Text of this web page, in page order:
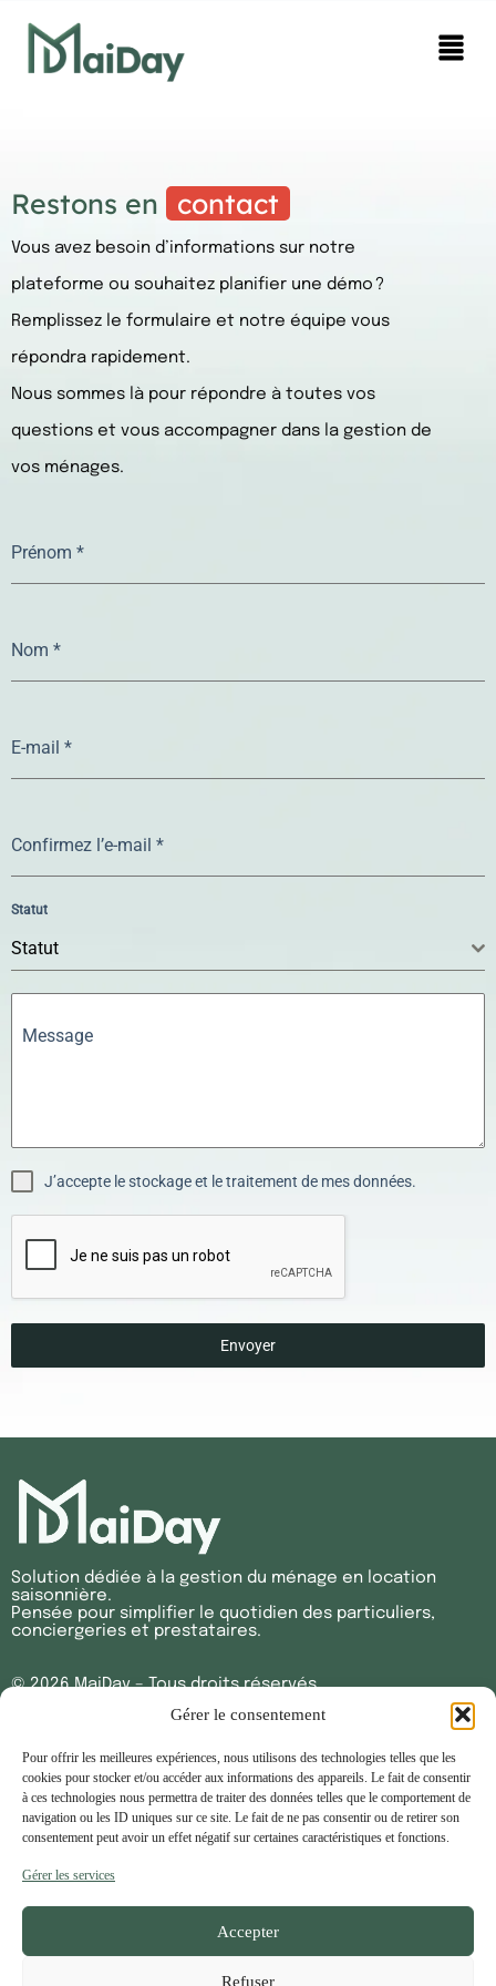
Gérer le consentement
Pour offrir les meilleures expériences, nous utilisons des technologies telles que les
cookies pour stocker et/ou accéder aux informations des appareils. Le fait de consentir
à ces technologies nous permettra de traiter des données telles que le comportement de
navigation ou les ID uniques sur ce site. Le fait de ne pas consentir ou de retirer son
consentement peut avoir un effet négatif sur certaines caractéristiques et fonctions.
Gérer les services
Accepter
Refuser
Restons en contact
Vous avez besoin d’informations sur notre
plateforme ou souhaitez planifier une démo ?
Remplissez le formulaire et notre équipe vous
répondra rapidement.
Nous sommes là pour répondre à toutes vos
questions et vous accompagner dans la gestion de
vos ménages.
Prénom *
Nom *
E-mail *
Confirmez l’e-mail *
Statut
Statut
Message
J’accepte le stockage et le traitement de mes données.
Envoyer
Solution dédiée à la gestion du ménage en location
saisonnière.
Pensée pour simplifier le quotidien des particuliers,
conciergeries et prestataires.
© 2026 MaiDay – Tous droits réservés
Solutions
Propriétaires
Conciergeries & agences
Prestataires
Blog
Contact
Informations légales
Politique de confidentialité